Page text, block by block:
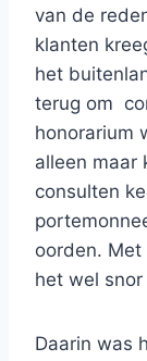
van de
klanten
het
terug om
honorarium
alleen maar
consulten
oorden.
het wel
Daarin was